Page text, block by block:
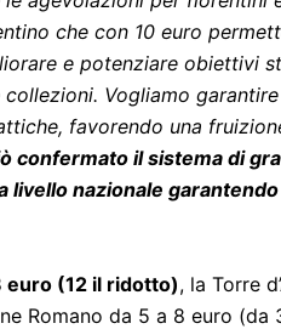
che con 10 euro
e potenziare obiettivi
Vogliamo
favorendo una
confermato il sistema di
nazionale
euro (12 il ridotto), la Torre
Romano da 5 a 8 euro